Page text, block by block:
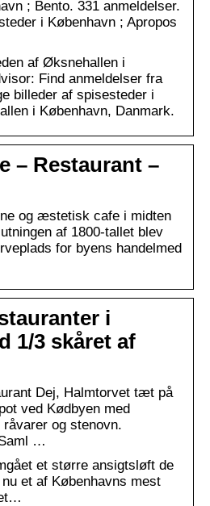
; Bento. 331 anmeldelser.
i København ; Apropos
af Øksnehallen i
Find anmeldelser fra
billeder af spisesteder i
i København, Danmark.
– Restaurant –
og æstetisk cafe i midten
af 1800-tallet blev
for byens handelmed
i
1/3 skåret af
Dej, Halmtorvet tæt på
ved Kødbyen med
og stenovn.
…
et større ansigtsløft de
et af Københavns mest